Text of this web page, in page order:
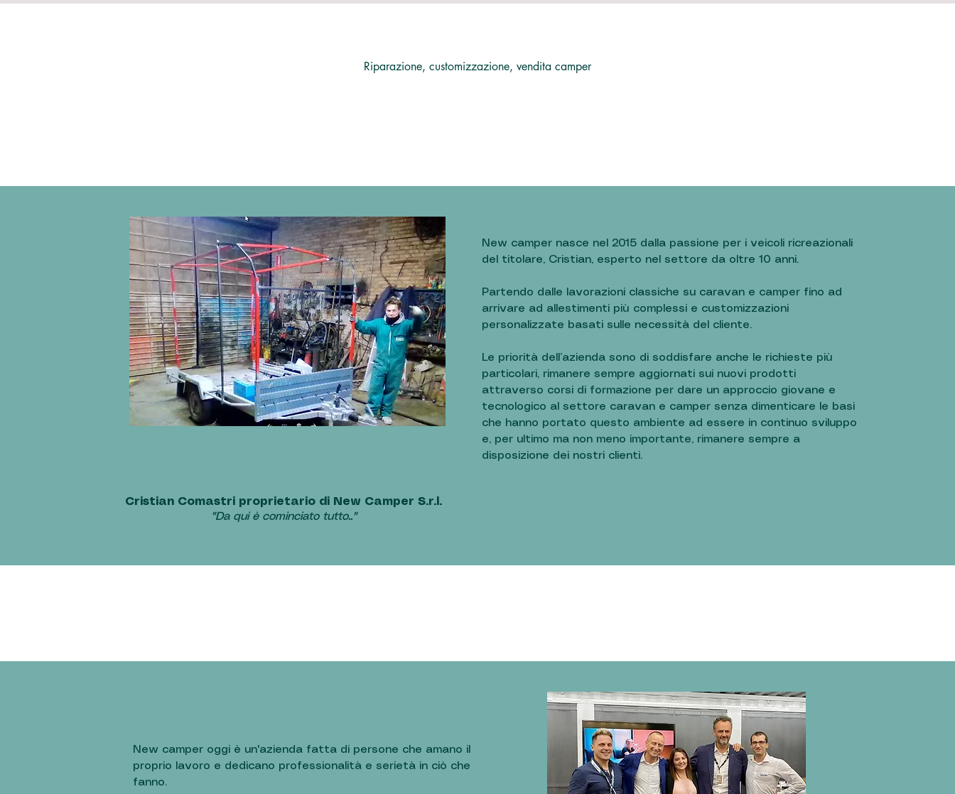
New camper nasce nel 2015 dalla passione per i veicoli ricreazionali
del titolare, Cristian, esperto nel settore da oltre 10 anni.
Partendo dalle lavorazioni classiche su caravan e camper fino ad
arrivare ad allestimenti più complessi e customizzazioni
personalizzate basati sulle necessità del cliente.
Le priorità dell’azienda sono di soddisfare anche le richieste più
particolari, rimanere sempre aggiornati sui nuovi prodotti
attraverso corsi di formazione per dare un approccio giovane e
tecnologico al settore caravan e camper senza dimenticare le basi
che hanno portato questo ambiente ad essere in continuo sviluppo
e, per ultimo ma non meno importante, rimanere sempre a
disposizione dei nostri clienti.
Cristian Comastri proprietario di New Camper S.r.l.
"Da qui è cominciato tutto.."
New camper oggi è un'azienda fatta di persone che amano il
proprio lavoro e dedicano professionalità e serietà in ciò che
fanno.
Riparazione, customizzazione, vendita camper